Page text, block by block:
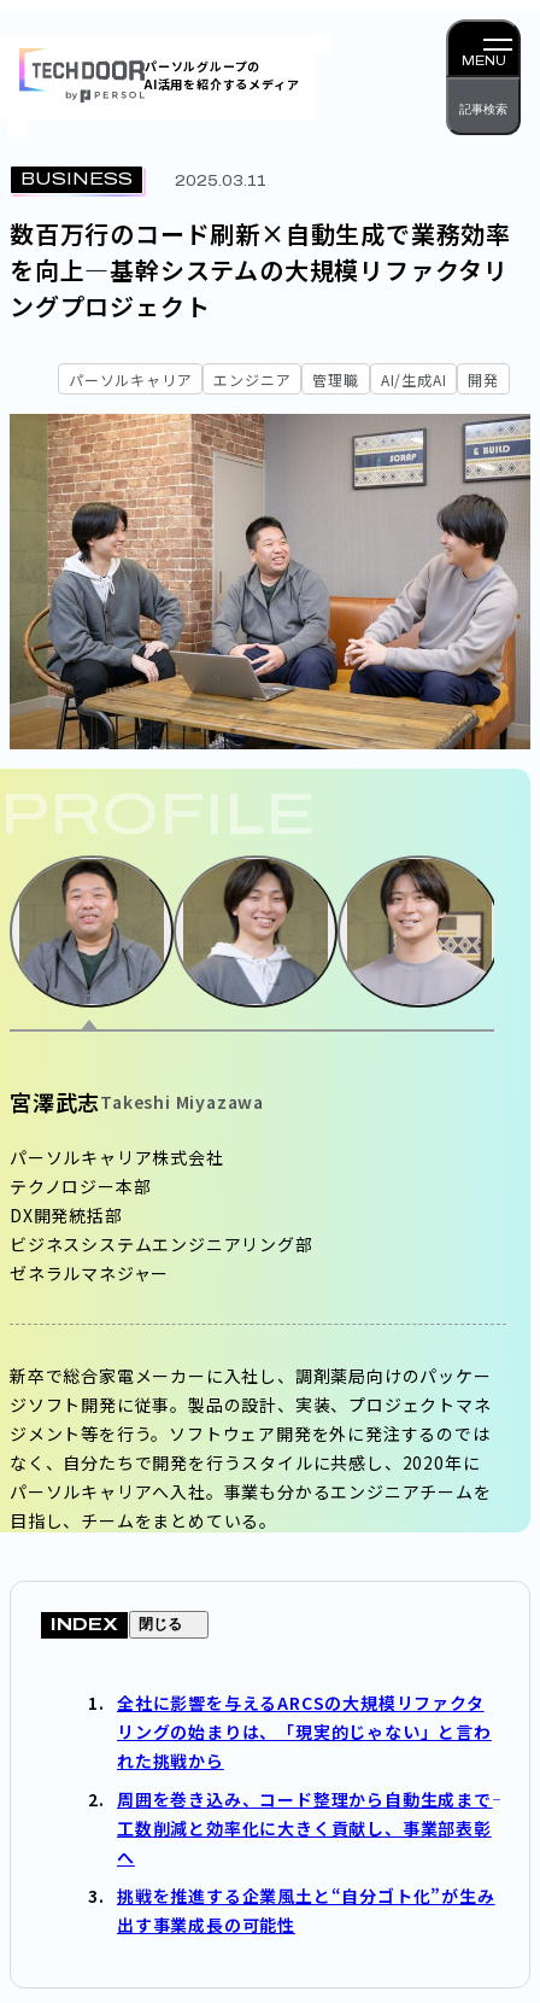
容
を
キッ
プ
パーソルグループの
AI活用を紹介するメディア
MENU
記事検索
BUSINESS 2025.03.11
数百万行のコード刷新×自動生成で業務効率
を向上―基幹システムの大規模リファクタリ
ングプロジェクト
パーソルキャリア エンジニア 管理職 AI/生成AI 開発
PROFILE
宮澤武志Takeshi Miyazawa
パーソルキャリア株式会社
テクノロジー本部
DX開発統括部
ビジネスシステムエンジニアリング部
ゼネラルマネジャー
新卒で総合家電メーカーに入社し、調剤薬局向けのパッケー
ジソフト開発に従事。製品の設計、実装、プロジェクトマネ
ジメント等を行う。ソフトウェア開発を外に発注するのでは
なく、自分たちで開発を行うスタイルに共感し、2020年に
パーソルキャリアへ入社。事業も分かるエンジニアチームを
目指し、チームをまとめている。
INDEX 閉じる
全社に影響を与えるARCSの大規模リファクタ
リングの始まりは、「現実的じゃない」と言わ
れた挑戦から
周囲を巻き込み、コード整理から自動生成まで――
工数削減と効率化に大きく貢献し、事業部表彰
へ
挑戦を推進する企業風土と“自分ゴト化”が生み
出す事業成長の可能性